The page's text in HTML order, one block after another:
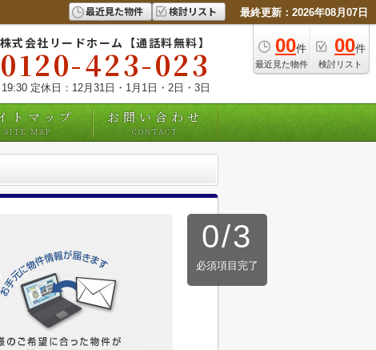
最近見た物件 検討リスト 最終更新：2026年08月07日
00件
最近見た物件
00件
検討リスト
株式会社リードホーム【通話料無料】
0120-423-023
定休日：12月31日・1月1日・2日・3日
トマップ
SITE MAP
お問い合わせ
CONTACT
0/3
必須項目完了